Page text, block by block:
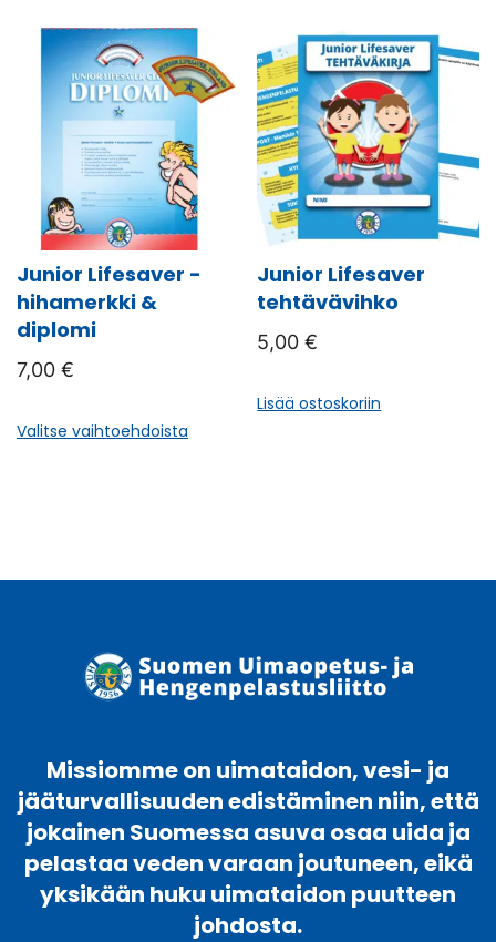
useampi
muunnelma.
tehdä
valinnat
tuotteen
sivulla.
Voit
tehdä
Junior Lifesaver -
hihamerkki &
diplomi
7,00 €
Valitse vaihtoehdoista
valinnat
tuotteen
Junior Lifesaver
tehtävävihko
5,00€
Lisää ostoskoriin
Missiomme on uimataidon, vesi- ja
jääturvallisuuden edistäminen niin, että
jokainen Suomessa asuva osaa uida ja
pelastaa veden varaan joutuneen, eikä
yksikään huku uimataidon puutteen
johdosta.